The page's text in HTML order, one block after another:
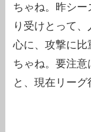
ちゃね。昨シ
り受けとって
心に、攻撃に比
ちゃね。要注
と、現在リーグ